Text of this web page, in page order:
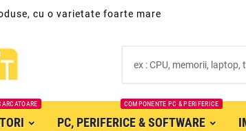
cu o varietate foarte mare
PC, PERIFERICE & SOFTWARE
COMPONENTE PC & PERIFERICE